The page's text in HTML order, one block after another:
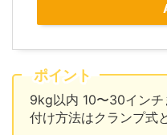
ポイント
9kg以内 10〜30インチ
付け方法はクランプ式